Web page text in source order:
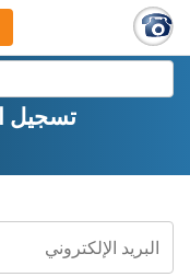
تسجيل